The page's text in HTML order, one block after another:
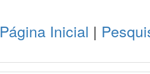
Página Inicial |